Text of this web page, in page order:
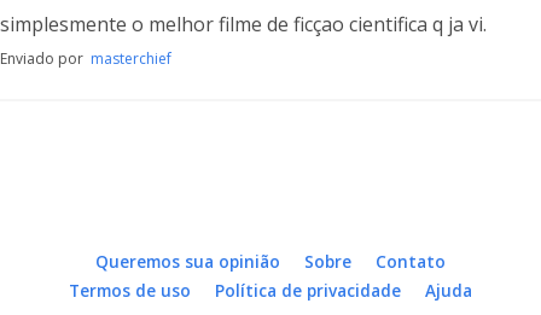
simplesmente o melhor filme de ficçao cientifica q ja vi.
Enviado por masterchief
Queremos sua opinião Sobre
Contato
Termos de uso
Política de privacidade Ajuda